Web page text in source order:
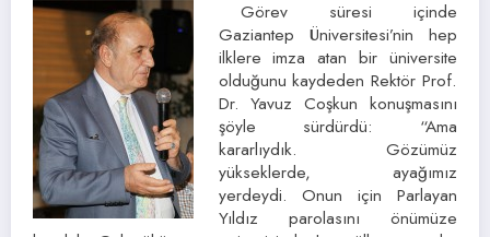
Görev süresi içinde
Gaziantep Üniversitesi’nin hep
ilklere imza atan bir üniversite
olduğunu kaydeden Rektör Prof.
Dr. Yavuz Coşkun konuşmasını
şöyle sürdürdü: “Ama
kararlıydık. Gözümüz
yükseklerde, ayağımız
yerdeydi. Onun için Parlayan
Yıldız parolasını önümüze